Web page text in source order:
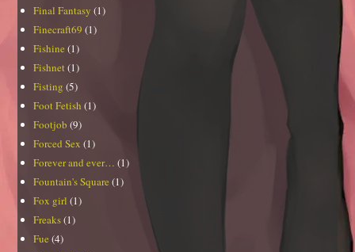
Final Fantasy (1)
Finecraft69 (1)
Fishine (1)
Fishnet(1)
Fisting (5)
Foot Fetish (1)
Footjob (9)
Forced Sex (1)
Forever and ever… (1)
Fountain's Square (1)
Fox girl (1)
Freaks(1)
Fue (4)